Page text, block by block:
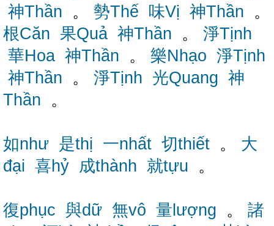
神Thần 。 勢Thế 味Vị 神Thần 。
根Căn 果Quả 神Thần 。 淨Tịnh
華Hoa 神Thần 。 樂Nhạo 淨Tịnh
神Thần 。 淨Tịnh 光Quang 神
Thần 。
如như 是thị 一nhất 切thiết 。 大
đại 喜hỷ 成thành 就tựu 。
復phục 與dữ 無vô 量lượng 。 諸